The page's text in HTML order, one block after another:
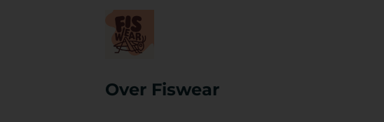
Over Fiswear